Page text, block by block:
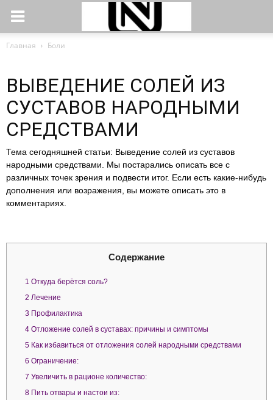
Главная Боли
ВЫВЕДЕНИЕ СОЛЕЙ ИЗ
СУСТАВОВ НАРОДНЫМИ
СРЕДСТВАМИ
Тема сегодняшней статьи: Выведение солей из суставов
народными средствами. Мы постарались описать все с
различных точек зрения и подвести итог. Если есть какие-нибудь
дополнения или возражения, вы можете описать это в
комментариях.
Содержание
1 Откуда берётся соль?
2 Лечение
3 Профилактика
4 Отложение солей в суставах: причины и симптомы
5 Как избавиться от отложения солей народными средствами
6 Ограничение:
7 Увеличить в рационе количество:
8 Пить отвары и настои из: